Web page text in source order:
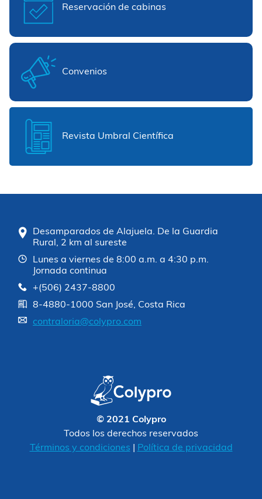
Reservación de cabinas
Convenios
Revista Umbral Científica
Desamparados de Alajuela. De la Guardia
Rural, 2 km al sureste
Lunes a viernes de 8:00 a.m. a 4:30 p.m.
Jornada continua
+(506) 2437-8800
8-4880-1000 San José, Costa Rica
contraloria@colypro.com
© 2021 Colypro
Todos los derechos reservados
Términos y condiciones
Política de privacidad